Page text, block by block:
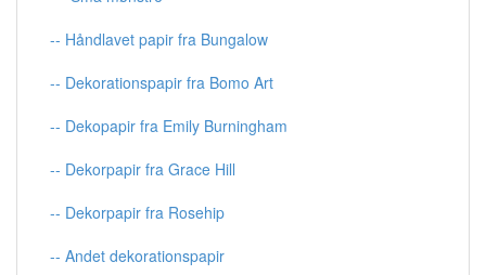
-- Håndlavet papir fra Bungalow
-- Dekorationspapir fra Bomo Art
-- Dekopapir fra Emily Burningham
-- Dekorpapir fra Grace Hill
-- Dekorpapir fra Rosehip
-- Andet dekorationspapir